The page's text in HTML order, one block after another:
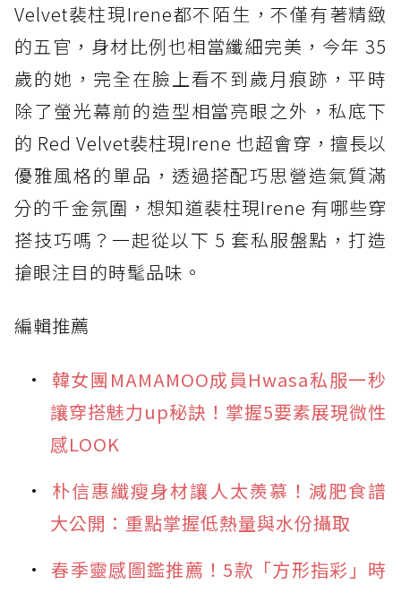
Velvet裴柱現Irene都不陌生，不僅有著精緻
的五官，身材比例也相當纖細完美，今年 35
歲的她，完全在臉上看不到歲月痕跡，平時
除了螢光幕前的造型相當亮眼之外，私底下
的 Red Velvet裴柱現Irene 也超會穿，擅長以
優雅風格的單品，透過搭配巧思營造氣質滿
分的千金氛圍，想知道裴柱現Irene 有哪些穿
搭技巧嗎？一起從以下 5 套私服盤點，打造
搶眼注目的時髦品味。
編輯推薦
韓女團MAMAMOO成員Hwasa私服一秒
讓穿搭魅力up秘訣！掌握5要素展現微性
感LOOK
朴信惠纖瘦身材讓人太羨慕！減肥食譜
大公開：重點掌握低熱量與水份攝取
春季靈感圖鑑推薦！5款「方形指彩」時